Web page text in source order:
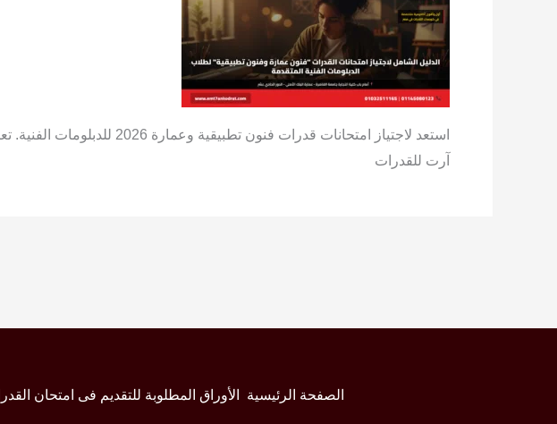
استعد لاجتياز امتحانات
آرت للقدرات
الصفحة الرئيسية الأوراق المطلوبة للتقديم فى امتحان